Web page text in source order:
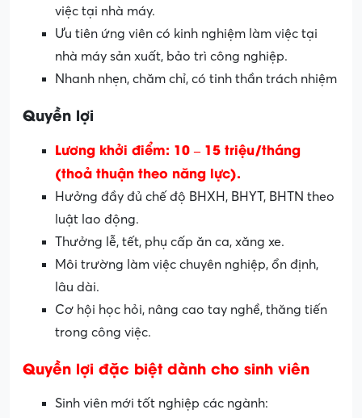
việc tại nhà máy.
Ưu tiên ứng viên có kinh nghiệm làm việc tại
nhà máy sản xuất, bảo trì công nghiệp.
Nhanh nhẹn, chăm chỉ, có tinh thần trách nhiệm
Quyền lợi
Lương khởi điểm: 10 – 15 triệu/tháng
(thoả thuận theo năng lực).
Hưởng đầy đủ chế độ BHXH, BHYT, BHTN theo
luật lao động.
Thưởng lễ, tết, phụ cấp ăn ca, xăng xe.
Môi trường làm việc chuyên nghiệp, ổn định,
lâu dài.
Cơ hội học hỏi, nâng cao tay nghề, thăng tiến
trong công việc.
Quyền lợi đặc biệt dành cho sinh viên
Sinh viên mới tốt nghiệp các ngành: